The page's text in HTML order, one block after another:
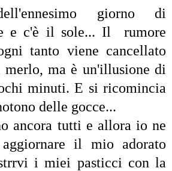
giorno di
e c'è il sole... Il rumore
tanto viene cancellato
ma è un'illusione di
minuti. E si ricomincia
delle gocce...
ancora tutti e allora io ne
il mio adorato
i miei pasticci con la